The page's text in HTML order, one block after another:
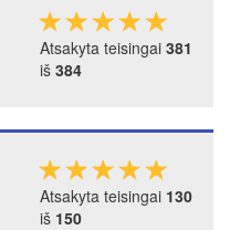
Atsakyta teisingai 381
iš 384
Atsakyta teisingai 130
iš 150